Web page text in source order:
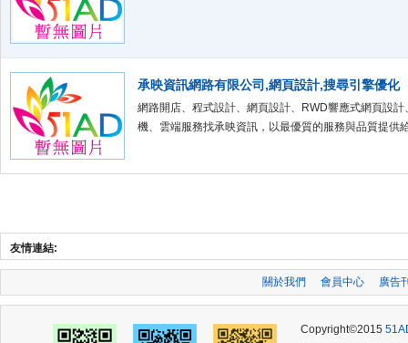
承映資訊網路有限公司,網頁設計,搜尋引擎優化
網路開店、程式設計、網頁設計、RWD響應式網頁設計
機、雲端服務找承映資訊，以最優質的服務與品質提供
友情連結:
關於我們 會員中心 廣告
Copyright©2015